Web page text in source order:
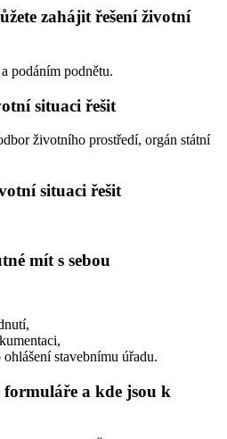
zahájit řešení životní
podáním podnětu.
situaci řešit
životního prostředí, orgán státní
situaci řešit
mít s sebou
stavebnímu úřadu.
formuláře a kde jsou k